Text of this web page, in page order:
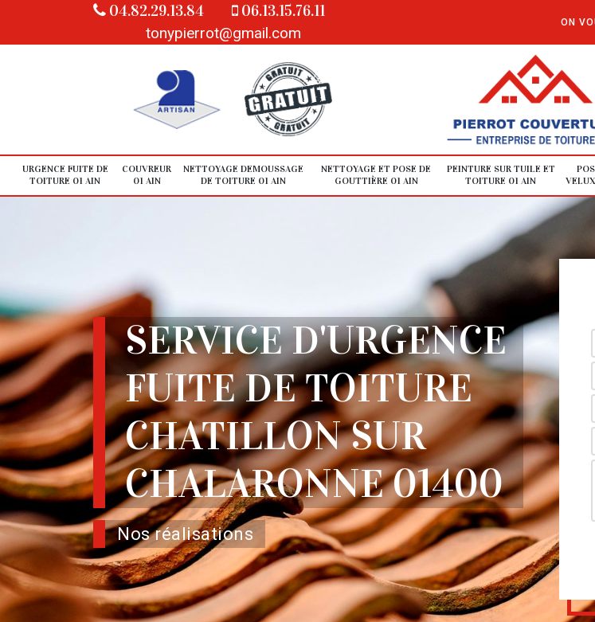
04.82.29.13.84
06.13.15.76.11
tonypierrot@gmail.com
ON
URGENCE FUITE DE
TOITURE 01 AIN
COUVREUR
01 AIN
NETTOYAGE DEMOUSSAGE
DE TOITURE 01 AIN
NETTOYAGE ET POSE DE
GOUTTIÈRE 01 AIN
PEINTURE SUR TUILE ET
TOITURE 01 AIN
SERVICE D'URGENCE
FUITE DE TOITURE
CHATILLON SUR
CHALARONNE 01400
Nos réalisations